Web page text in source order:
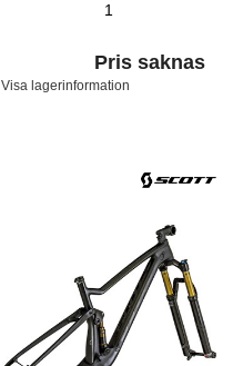
1
Pris saknas
Visa lagerinformation